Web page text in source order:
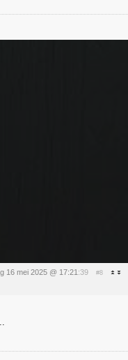
16 mei 2025 @ 17:21 :39 #8